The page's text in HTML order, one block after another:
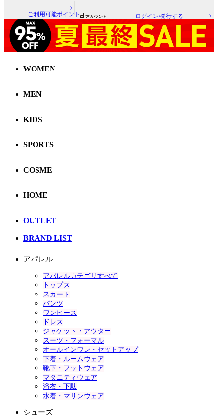
ご利用可能ポイント ログイン/発行する
WOMEN
MEN
KIDS
SPORTS
COSME
HOME
OUTLET
BRAND LIST
アパレル
アパレルカテゴリすべて
トップス
スカート
パンツ
ワンピース
ドレス
ジャケット・アウター
スーツ・フォーマル
オールインワン・セットアップ
下着・ルームウェア
靴下・フットウェア
マタニティウェア
浴衣・下駄
水着・マリンウェア
シューズ